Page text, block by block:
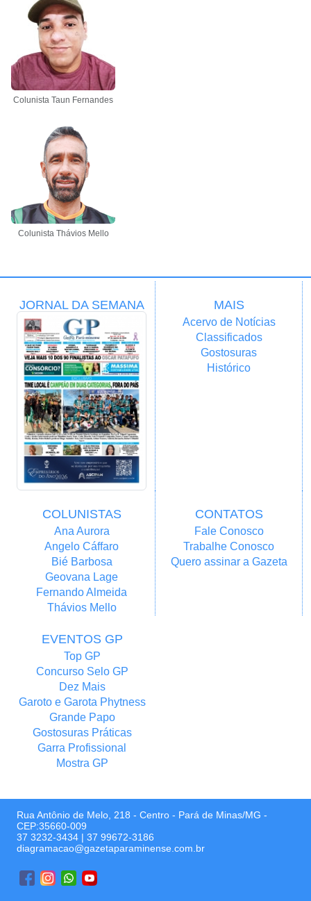
Colunista Taun Fernandes
Colunista Thávios Mello
JORNAL DA SEMANA MAIS
Acervo de Notícias
Classificados
Gostosuras
Histórico
COLUNISTAS
Ana Aurora
Angelo Cáffaro
Bié Barbosa
Geovana Lage
Fernando Almeida
Thávios Mello
CONTATOS
Fale Conosco
Trabalhe Conosco
Quero assinar a Gazeta
EVENTOS GP
Top GP
Concurso Selo GP
Dez Mais
Garoto e Garota Phytness
Grande Papo
Gostosuras Práticas
Garra Profissional
Mostra GP
Rua Antônio de Melo, 218 - Centro - Pará de Minas/MG -
CEP:35660-009
37 3232-3434 | 37 99672-3186
diagramacao@gazetaparaminense.com.br